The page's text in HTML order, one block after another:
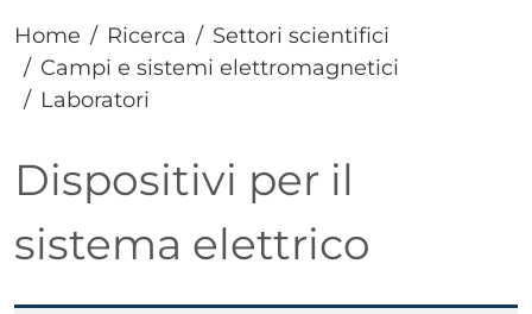
Home Ricerca
Settori scientifici
Campi e sistemi elettromagnetici
Laboratori
Dispositivi per il
sistema elettrico